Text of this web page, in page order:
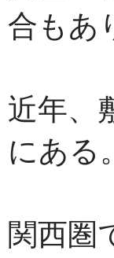
合もあ
近年、
にある。
関西圏